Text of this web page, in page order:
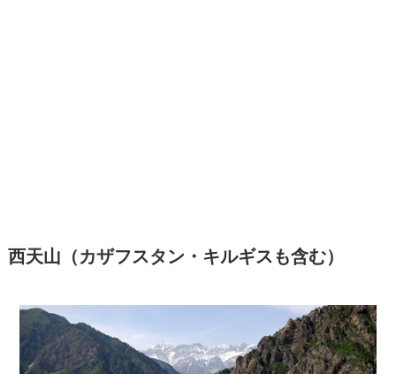
西天山（カザフスタン・キルギスも含む）